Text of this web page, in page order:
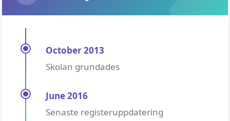
October 2013
Skolan grundades
June 2016
Senaste registeruppdatering